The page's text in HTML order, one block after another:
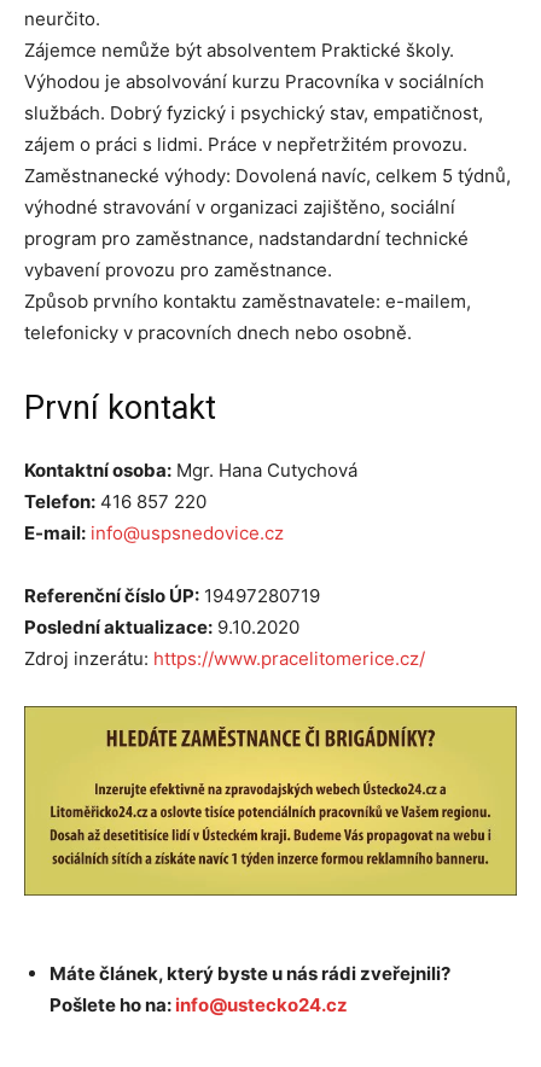
neurčito.
Zájemce nemůže být absolventem Praktické školy.
Výhodou je absolvování kurzu Pracovníka v sociálních
službách. Dobrý fyzický i psychický stav, empatičnost,
zájem o práci s lidmi. Práce v nepřetržitém provozu.
Zaměstnanecké výhody: Dovolená navíc, celkem 5 týdnů,
výhodné stravování v organizaci zajištěno, sociální
program pro zaměstnance, nadstandardní technické
vybavení provozu pro zaměstnance.
Způsob prvního kontaktu zaměstnavatele: e-mailem,
telefonicky v pracovních dnech nebo osobně.
První kontakt
Kontaktní osoba: Mgr. Hana Cutychová
Telefon: 416 857 220
E-mail: info@uspsnedovice.cz
Referenční číslo ÚP: 19497280719
Poslední aktualizace: 9.10.2020
Zdroj inzerátu: https://www.pracelitomerice.cz/
Máte článek, který byste u nás rádi zveřejnili?
Pošlete ho na: info@ustecko24.cz